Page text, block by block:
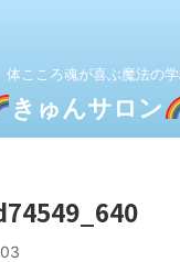
体こころ魂が喜ぶ魔法の
きゅんサロン